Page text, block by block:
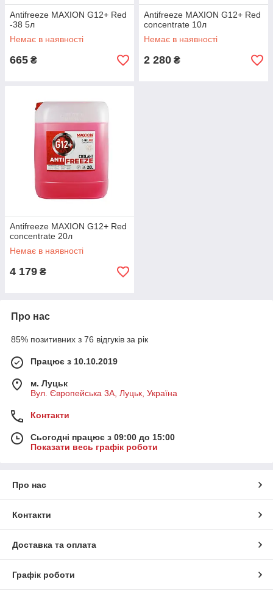
Antifreeze MAXION G12+ Red
-38 5л
Немає в наявності
665 ₴
Antifreeze MAXION G12+ Red
concentrate 10л
Немає в наявності
2 280 ₴
Antifreeze MAXION G12+ Red
concentrate 20л
Немає в наявності
4 179 ₴
Про нас
85% позитивних з 76 відгуків за рік
Працює з 10.10.2019
м. Луцьк
Вул. Європейська 3А, Луцьк, Україна
Контакти
Сьогодні працює з 09:00 до 15:00
Показати весь графік роботи
Про нас
Контакти
Доставка та оплата
Графік роботи